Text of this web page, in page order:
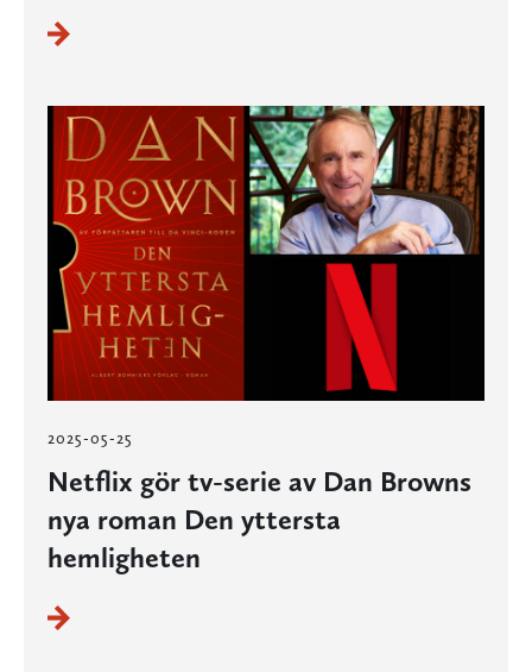
2025-05-25
Netflix gör tv-serie av Dan Browns
nya roman Den yttersta
hemligheten